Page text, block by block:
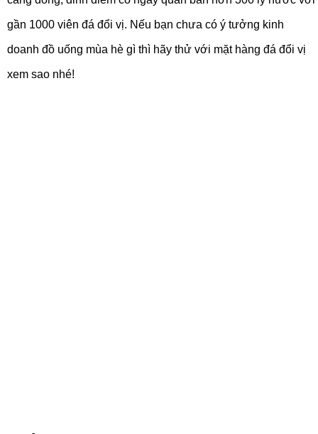
gần 1000 viên đá đổi vị. Nếu bạn chưa có ý tưởng kinh
doanh đồ uống mùa hè gì thì hãy thử với mặt hàng đá đổi vị
xem sao nhé!